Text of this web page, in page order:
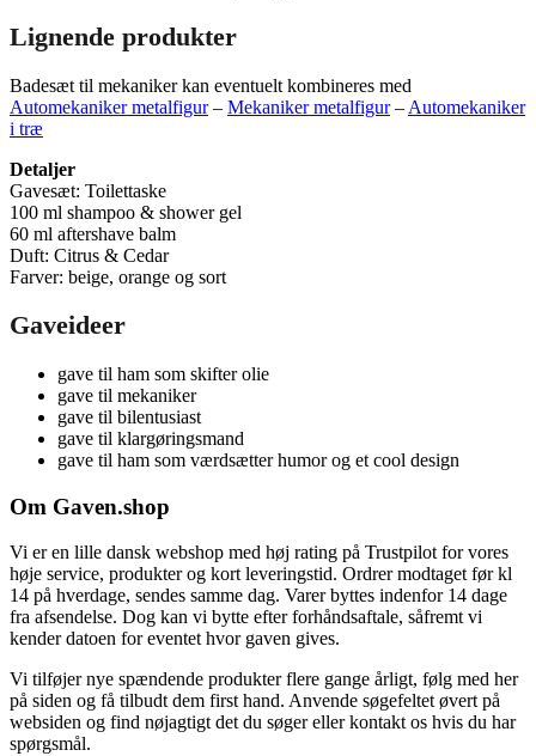
Lignende produkter
Badesæt til mekaniker kan eventuelt kombineres med
Automekaniker metalfigur– Mekaniker metalfigur– Automekaniker
i træ
Detaljer
Gavesæt: Toilettaske
100 ml shampoo & shower gel
60 ml aftershave balm
Duft: Citrus & Cedar
Farver: beige, orange og sort
Gaveideer
gave til ham som skifter olie
gave til mekaniker
gave til bilentusiast
gave til klargøringsmand
gave til ham som værdsætter humor og et cool design
Om Gaven.shop
Vi er en lille dansk webshop med høj rating på Trustpilot for vores
høje service, produkter og kort leveringstid. Ordrer modtaget før kl
14 på hverdage, sendes samme dag. Varer byttes indenfor 14 dage
fra afsendelse. Dog kan vi bytte efter forhåndsaftale, såfremt vi
kender datoen for eventet hvor gaven gives.
Vi tilføjer nye spændende produkter flere gange årligt, følg med her
på siden og få tilbudt dem first hand. Anvende søgefeltet øvert på
websiden og find nøjagtigt det du søger eller kontakt os hvis du har
spørgsmål.